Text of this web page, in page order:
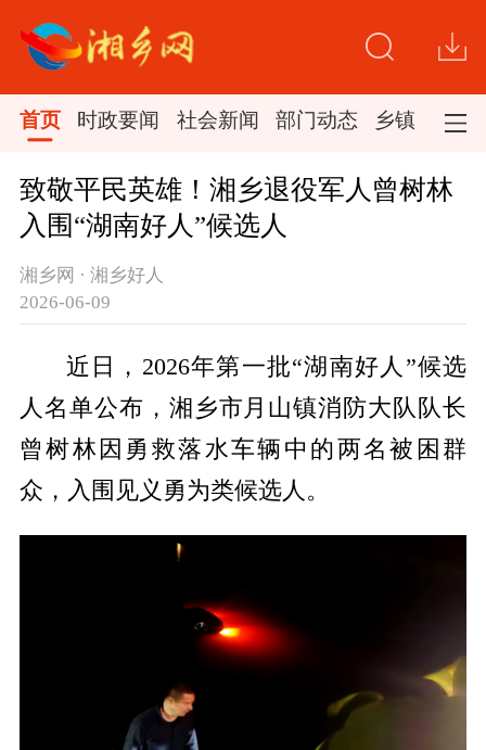
首页 时政要闻 社会新闻 部门动态 乡镇新闻
致敬平民英雄！湘乡退役军人曾树林
入围“湖南好人”候选人
湘乡网 · 湘乡好人
2026-06-09
近日，2026年第一批“湖南好人”候选
人名单公布，湘乡市月山镇消防大队队长
曾树林因勇救落水车辆中的两名被困群
众，入围见义勇为类候选人。